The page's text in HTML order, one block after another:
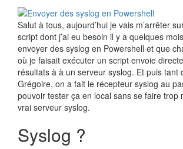
Salut à tous, aujourd’hui je vais m’arrêter
script dont j’ai eu besoin il y a quelques
envoyer des syslog en Powershell et que
où je faisait exécuter un script envoie
résultats à à un serveur syslog. Et puis tant
Grégoire, on a fait le récepteur syslog au
pouvoir tester ça en local sans se faire trop
vrai serveur syslog.
Syslog ?